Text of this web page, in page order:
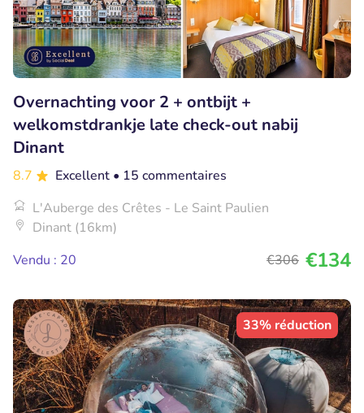
Overnachting voor 2 + ontbijt +
welkomstdrankje late check-out nabij
Dinant
8.7 Excellent • 15 commentaires
L'Auberge des Crêtes - Le Saint Paulien
Dinant (16km)
Vendu : 20
€306 €134
33% réduction